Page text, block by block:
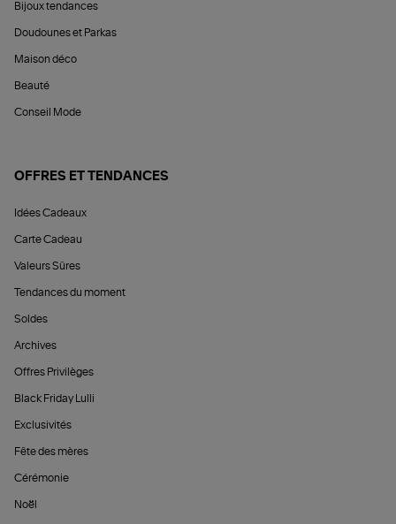
Bijoux tendances
Doudounes et Parkas
Maison déco
Beauté
Conseil Mode
OFFRES ET TENDANCES
Idées Cadeaux
Carte Cadeau
Valeurs Sûres
Tendances du moment
Soldes
Archives
Offres Privilèges
Black Friday Lulli
Exclusivités
Fête des mères
Cérémonie
Noël